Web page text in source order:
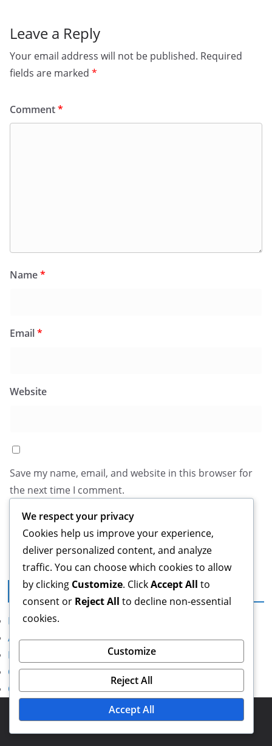
Leave a Reply
Your email address will not be published. Required
fields are marked *
Comment*
Name*
Email*
Website
Save my name, email, and website in this browser for
the next time I comment.
Juridisch
Privacybeleid
Algemene voorwaarden
Bereik ons
Cookievoorkeuren
Over ons
frozenhearth.com
andWordPress.
We respect your privacy
Cookies help us improve your experience,
deliver personalized content, and analyze
traffic. You can choose which cookies to allow
by clicking Customize. ClickAccept All to
consent or Reject All to decline non-essential
cookies.
Customize
Reject All
Accept All